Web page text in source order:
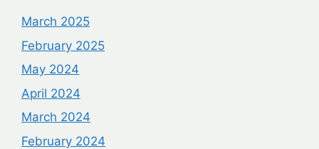
March 2025
February 2025
May 2024
April 2024
March 2024
February 2024